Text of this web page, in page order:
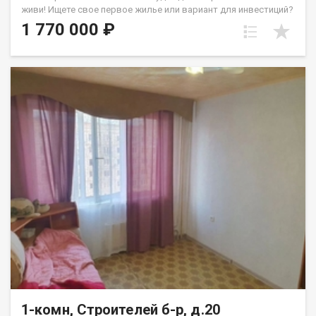
эксплуатационные расходы благодаря формату общежития и
небольшой площади. - Удобная транспортная доступность и
развитая инфраструктура района сокращают ежедневные
для тех, кто ищет недорогое жилье в Кемерово или
инвестицию с минимальными вложениями в ремонт. Звоните
прямо сейчас, чтобы уточнить детали, договориться о показе
и оформить покупку быстро — документы готовы, сделка
пройдет
живи! Ищете свое первое жилье или вариант для инвестиций?
Предлагаю отличную квартиру на ул. Халтурина, 23. Это
идеальный формат для студента или молодого специалиста:
Состояние — «заезжай и живи»: косметический ремонт уже
сделан, так что можно сразу расставлять мебель, а со
временем добавить что-то свое. Почему стоит выбрать этот
вариант: Комфортный этаж: 4-й этаж в 9-этажном доме —
золотая середина. Свет: окна выходят на улицу, в квартире
всегда много естественного света. Парковка: не нужно
кружить по району в поисках места, есть наземная парковка.
Локация: удобный район, где всё под рукой. Квартира
свободна и готова к встрече с новыми владельцами. Звоните,
отвечу на все вопросы и договоримся о просмотре!
Петрухненко Валентина
1 770 000 ₽
1-комн, Строителей б-р, д.20